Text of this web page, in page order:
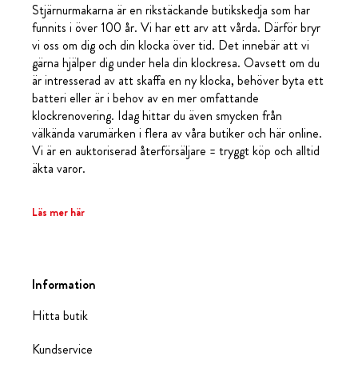
Stjärnurmakarna är en rikstäckande butikskedja som har
funnits i över 100 år. Vi har ett arv att vårda. Därför bryr
vi oss om dig och din klocka över tid. Det innebär att vi
gärna hjälper dig under hela din klockresa. Oavsett om du
är intresserad av att skaffa en ny klocka, behöver byta ett
batteri eller är i behov av en mer omfattande
klockrenovering. Idag hittar du även smycken från
välkända varumärken i flera av våra butiker och här online.
Vi är en auktoriserad återförsäljare = tryggt köp och alltid
äkta varor.
Läs mer här
Information
Hitta butik
Kundservice